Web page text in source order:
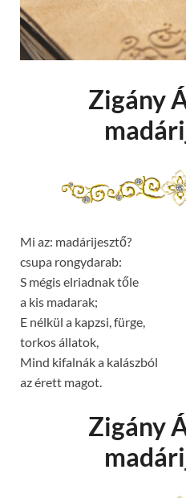
Zigány
Mi az: madárijesztő?
csupa rongydarab:
S mégis elriadnak tőle
a kis madarak;
E nélkül a kapzsi, fürge,
torkos állatok,
Mind kifalnák a kalászból
az érett magot.
Zigány